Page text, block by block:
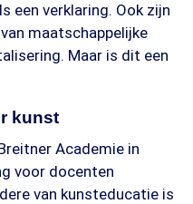
een verklaring. Ook zijn
maatschappelijke
Maar is dit een
kunst
Academie in
voor docenten
van kunsteducatie is